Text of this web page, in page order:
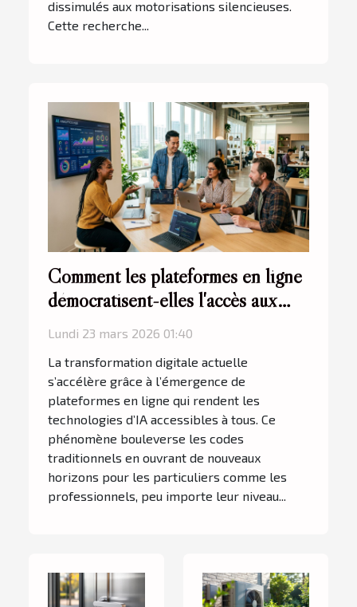
dissimulés aux motorisations silencieuses.
Cette recherche...
Comment les plateformes en ligne
démocratisent-elles l'accès aux
technologies d'IA ?
Lundi 23 mars 2026 01:40
La transformation digitale actuelle
s’accélère grâce à l’émergence de
plateformes en ligne qui rendent les
technologies d’IA accessibles à tous. Ce
phénomène bouleverse les codes
traditionnels en ouvrant de nouveaux
horizons pour les particuliers comme les
professionnels, peu importe leur niveau...